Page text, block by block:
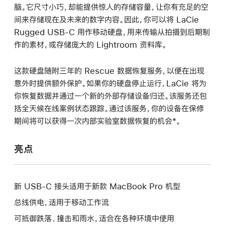
脑。它尺寸小巧，却能提供惊人的存储容量，让你有充足的空
间来存储现在及未来的数字内容。因此，你可以将 LaCie
Rugged USB-C 用作移动硬盘，用来传输从拍摄到后期制
作的素材，或存储庞大的 Lightroom 资料库。
这款硬盘随附三年的 Rescue 数据恢复服务，以便在出现
意外时提供额外保护。如果你的硬盘停止运行，LaCie 将为
你恢复数据并通过一个新的外部存储设备归还。该服务还包
括全天候在线案例状态跟踪。通过该服务，你的设备在保修
期间将可以获得一次内部实验室数据恢复的机会*。
亮点
新 USB-C 接头适用于新款 MacBook Pro 机型
总线供电，适用于移动工作流
可抵御跌落、撞击和雨水，适合在各种环境中使用